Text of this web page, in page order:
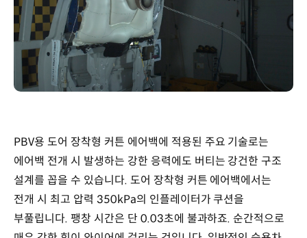
PBV용 도어 장착형 커튼 에어백에 적용된 주요 기술로는
에어백 전개 시 발생하는 강한 응력에도 버티는 강건한 구조
설계를 꼽을 수 있습니다. 도어 장착형 커튼 에어백에서는
전개 시 최고 압력 350kPa의 인플레이터가 쿠션을
부풀립니다. 팽창 시간은 단 0.03초에 불과하죠. 순간적으로